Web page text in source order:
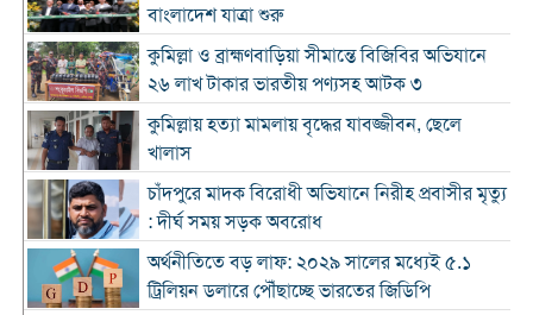
বাংলাদেশ যাত্রা শুরু
কুমিল্লা ও ব্রাহ্মণবাড়িয়া সীমান্তে বিজিবির অভিযানে
২৬ লাখ টাকার ভারতীয় পণ্যসহ আটক ৩
কুমিল্লায় হত্যা মামলায় বৃদ্ধের যাবজ্জীবন, ছেলে
খালাস
চাঁদপুরে মাদক বিরোধী অভিযানে নিরীহ প্রবাসীর মৃত্যু
: দীর্ঘ সময় সড়ক অবরোধ
অর্থনীতিতে বড় লাফ: ২০২৯ সালের মধ্যেই ৫.১
ট্রিলিয়ন ডলারে পৌঁছাচ্ছে ভারতের জিডিপি